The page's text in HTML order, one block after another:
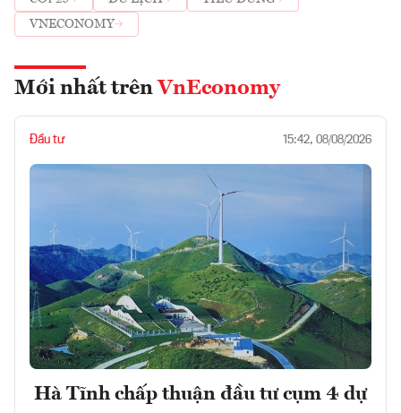
VNECONOMY
Mới nhất trên VnEconomy
Đầu tư 15:42, 08/08/2026
Hà Tĩnh chấp thuận đầu tư cụm 4 dự